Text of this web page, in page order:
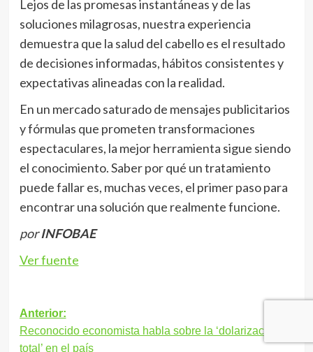
Lejos de las promesas instantáneas y de las
soluciones milagrosas, nuestra experiencia
demuestra que la salud del cabello es el resultado
de decisiones informadas, hábitos consistentes y
expectativas alineadas con la realidad.
En un mercado saturado de mensajes publicitarios
y fórmulas que prometen transformaciones
espectaculares, la mejor herramienta sigue siendo
el conocimiento. Saber por qué un tratamiento
puede fallar es, muchas veces, el primer paso para
encontrar una solución que realmente funcione.
porINFOBAE
Ver fuente
Navegación
de
Anterior:
Reconocido economista habla sobre la ‘dolarización
total’ en el país